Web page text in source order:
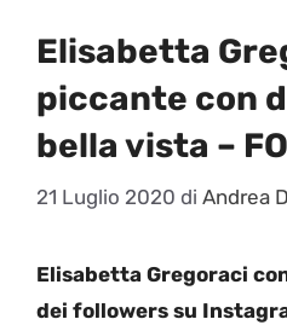
Elisabetta
piccante con
bella vista –
21 Luglio 2020 di Andrea
Elisabetta Gregoraci
dei followers su